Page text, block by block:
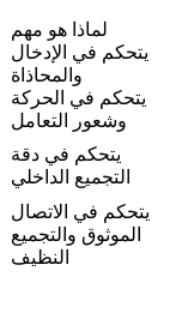
لماذا هو مهم
يتحكم في الإدخال
والمحاذاة
يتحكم في الحركة
وشعور التعامل
يتحكم في دقة
التجميع الداخلي
يتحكم في الاتصال
الموثوق والتجميع
النظيف